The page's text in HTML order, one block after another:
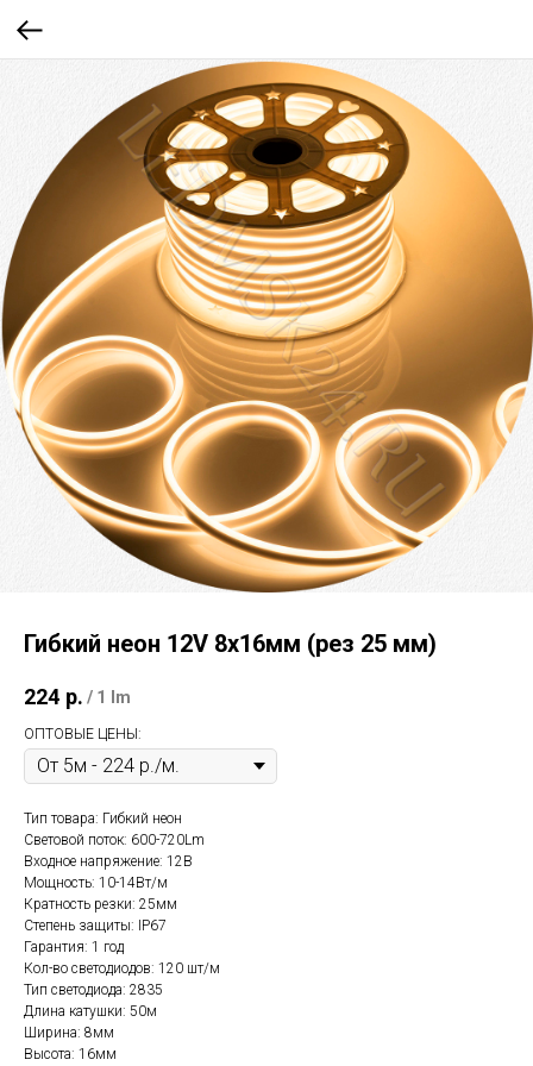
Гибкий неон 12V 8х16мм (рез 25 мм)
224 р. / 1 lm
ОПТОВЫЕ ЦЕНЫ:
Тип товара: Гибкий неон
Световой поток: 600-720Lm
Входное напряжение: 12В
Мощность: 10-14Вт/м
Кратность резки: 25мм
Степень защиты: IP67
Гарантия: 1 год
Кол-во светодиодов: 120 шт/м
Тип светодиода: 2835
Длина катушки: 50м
Ширина: 8мм
Высота: 16мм